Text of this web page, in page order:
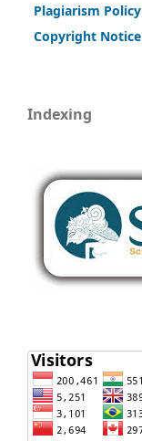
Plagiarism Policy
Copyright Notice
Indexing